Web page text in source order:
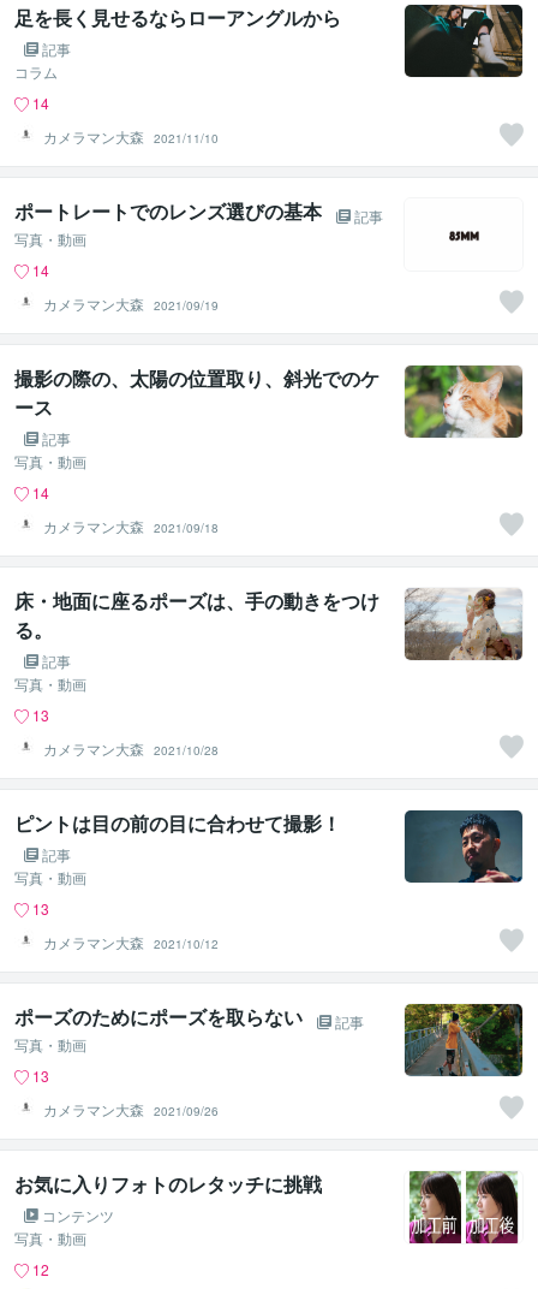
足を長く見せるならローアングルから
記事
コラム
14
カメラマン大森
2021/11/10
ポートレートでのレンズ選びの基本
記事
写真・動画
14
カメラマン大森
2021/09/19
撮影の際の、太陽の位置取り、斜光でのケ
ース
記事
写真・動画
14
カメラマン大森
2021/09/18
床・地面に座るポーズは、手の動きをつけ
る。
記事
写真・動画
13
カメラマン大森
2021/10/28
ピントは目の前の目に合わせて撮影！
記事
写真・動画
13
カメラマン大森
2021/10/12
ポーズのためにポーズを取らない
記事
写真・動画
13
カメラマン大森
2021/09/26
お気に入りフォトのレタッチに挑戦
コンテンツ
写真・動画
12